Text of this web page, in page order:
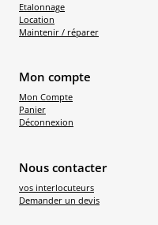
Etalonnage
Location
Maintenir / réparer
Mon compte
Mon Compte
Panier
Déconnexion
Nous contacter
vos interlocuteurs
Demander un devis